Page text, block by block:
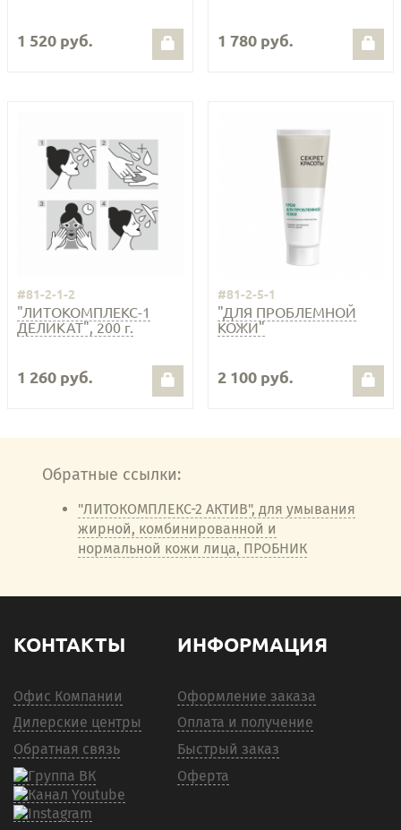
1 520 руб. 1 780 руб.
#81-2-1-2
"ЛИТОКОМПЛЕКС-1
ДЕЛИКАТ", 200 г.
1 260 руб.
#81-2-5-1
"ДЛЯ ПРОБЛЕМНОЙ
КОЖИ"
2 100 руб.
Обратные ссылки:
"ЛИТОКОМПЛЕКС-2 АКТИВ", для умывания
жирной, комбинированной и
нормальной кожи лица, ПРОБНИК
КОНТАКТЫ
Офис Компании
Дилерские центры
Обратная связь
ИНФОРМАЦИЯ
Оформление заказа
Оплата и получение
Быстрый заказ
Оферта